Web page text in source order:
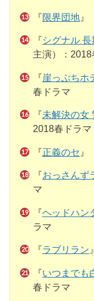
『限界団地』
『シグナル
主演）：2018
『崖っぷちホ
春ドラマ
『未解決の女
2018春ドラマ
『正義のセ 』
『おっさんず
マ
『ヘッドハン
ラマ
『ラブリラン
『いつまでも
春ドラマ